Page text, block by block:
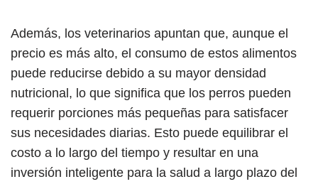
Además, los veterinarios apuntan que, aunque el
precio es más alto, el consumo de estos alimentos
puede reducirse debido a su mayor densidad
nutricional, lo que significa que los perros pueden
requerir porciones más pequeñas para satisfacer
sus necesidades diarias. Esto puede equilibrar el
costo a lo largo del tiempo y resultar en una
inversión inteligente para la salud a largo plazo del